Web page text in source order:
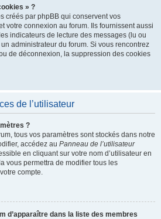
» ?
créés par phpBB qui conservent vos
votre connexion au forum. Ils fournissent aussi
indicateurs de lecture des messages (lu ou
administrateur du forum. Si vous rencontrez
de déconnexion, la suppression des cookies
de l’utilisateur
?
tous vos paramètres sont stockés dans notre
accédez au Panneau de l’utilisateur
en cliquant sur votre nom d’utilisateur en
vous permettra de modifier tous les
compte.
d’apparaître dans la liste des membres